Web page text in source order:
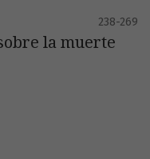
238-269
la muerte